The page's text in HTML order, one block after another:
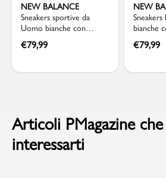
NEW BALANCE
Sneakers sportive da
Uomo bianche con
dettagli argento New
Balance 408
€79,99
NEW
bianche
New
€79,99
Articoli PMagazine
interessarti